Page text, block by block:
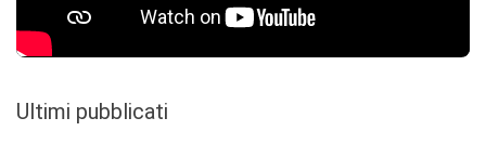
Ultimi pubblicati